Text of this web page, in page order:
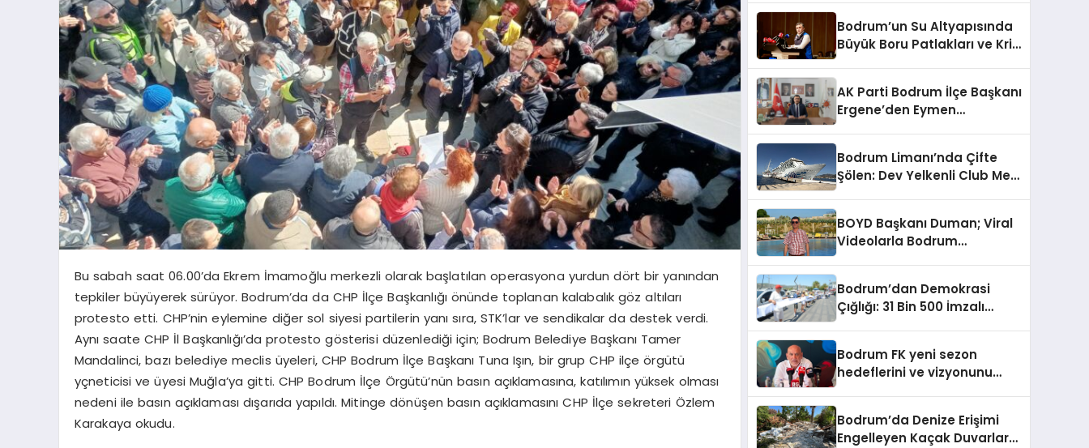
Bu sabah saat 06.00’da Ekrem İmamoğlu merkezli olarak başlatılan operasyona yurdun dört bir yanından
tepkiler büyüyerek sürüyor. Bodrum’da da CHP İlçe Başkanlığı önünde toplanan kalabalık göz altıları
protesto etti. CHP’nin eylemine diğer sol siyesi partilerin yanı sıra, STK’lar ve sendikalar da destek verdi.
Aynı saate CHP İl Başkanlığı’da protesto gösterisi düzenlediği için; Bodrum Belediye Başkanı Tamer
Mandalinci, bazı belediye meclis üyeleri, CHP Bodrum İlçe Başkanı Tuna Işın, bir grup CHP ilçe örgütü
yçneticisi ve üyesi Muğla’ya gitti. CHP Bodrum İlçe Örgütü’nün basın açıklamasına, katılımın yüksek olması
nedeni ile basın açıklaması dışarıda yapıldı. Mitinge dönüşen basın açıklamasını CHP İlçe sekreteri Özlem
Karakaya okudu.
Bodrum’un Su Altyapısında
Büyük Boru Patlakları ve Kriz
AK Parti Bodrum İlçe Başkanı
Ergene’den Eymen
Malzeme Yapılmasını
Kınıyorum”
Bodrum Limanı’nda Çifte
Şölen: Dev Yelkenli Club Med
BOYD Başkanı Duman; Viral
Videolarla Bodrum
Bodrum’dan Demokrasi
Çığlığı: 31 Bin 500 İmzalı
Bodrum FK yeni sezon
hedeflerini ve vizyonunu
Bodrum’da Denize Erişimi
Engelleyen Kaçak Duvarlar